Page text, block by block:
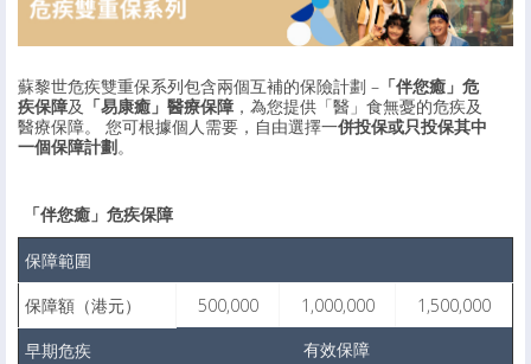
蘇黎世危疾雙重保系列包含兩個互補的保險計劃 – 「伴您癒」危
疾保障及 「易康癒」醫療保障 ，為您提供「醫」食無憂的危疾及
醫療保障。 您可根據個人需要，自由選擇一併投保或只投保其中
一個保障計劃。
「伴您癒」危疾保障
保障範圍
保障額（港元）
500,000 1,000,000
1,500,000
早期危疾
有效保障